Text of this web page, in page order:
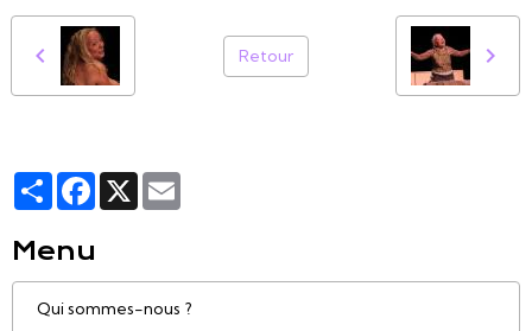
Retour
PartagerFacebook
X
Menu
Qui sommes-nous ?